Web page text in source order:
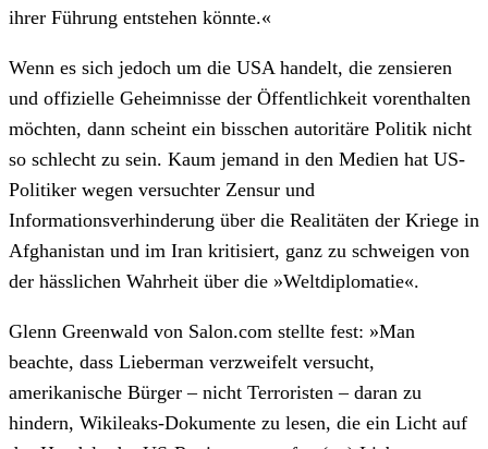
ihrer Führung entstehen könnte.«
Wenn es sich jedoch um die USA handelt, die zensieren
und offizielle Geheimnisse der Öffentlichkeit vorenthalten
möchten, dann scheint ein bisschen autoritäre Politik nicht
so schlecht zu sein. Kaum jemand in den Medien hat US-
Politiker wegen versuchter Zensur und
Informationsverhinderung über die Realitäten der Kriege in
Afghanistan und im Iran kritisiert, ganz zu schweigen von
der hässlichen Wahrheit über die »Weltdiplomatie«.
Glenn Greenwald von Salon.com stellte fest: »Man
beachte, dass Lieberman verzweifelt versucht,
amerikanische Bürger – nicht Terroristen – daran zu
hindern, Wikileaks-Dokumente zu lesen, die ein Licht auf